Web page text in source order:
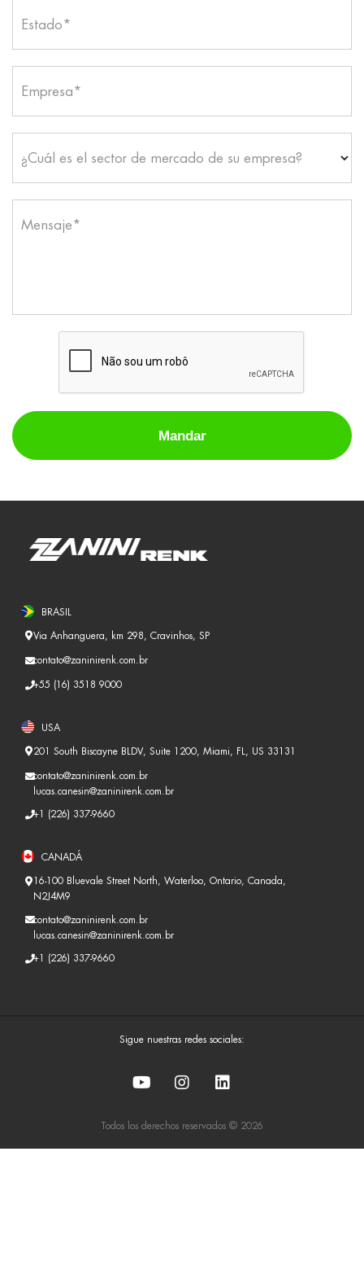
Estado*
Empresa*
¿Cuál es el sector de mercado de su empresa?
Mensaje*
BRASIL
Via Anhanguera, km 298, Cravinhos, SP
contato@zaninirenk.com.br
+55 (16) 3518 9000
USA
201 South Biscayne BLDV, Suite 1200, Miami, FL, US 33131
contato@zaninirenk.com.br
lucas.canesin@zaninirenk.com.br
+1 (226) 337-9660
CANADÁ
16-100 Bluevale Street North, Waterloo, Ontario, Canada,
N2J4M9
contato@zaninirenk.com.br
lucas.canesin@zaninirenk.com.br
+1 (226) 337-9660
Sigue nuestras redes sociales:
Todos los derechos reservados © 2026